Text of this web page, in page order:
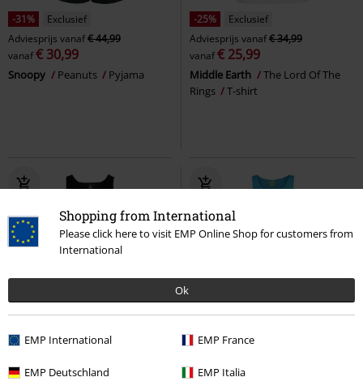
Shopping from International
Please click here to visit EMP Online Shop for customers from
International
Ok
EMP International EMP France
EMP Deutschland EMP Italia
-31%
Exclusief
Adviesprijs vanaf€ 44,99
vanaf€ 30,99
Snoopy Peanuts Pyjama
-25%
Exclusief
Adviesprijs vanaf€ 34,99
vanaf€ 25,99
Middle Earth
The Lord Of The
Rings
T-shirt
€ 30,99
Bedtime
Adviesprijsvanaf
vanaf
Cookie Monster - Face